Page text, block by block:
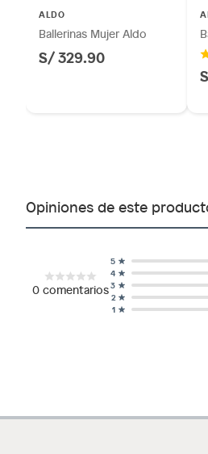
ALDO
Ballerinas Mujer Aldo
S/ 329.90
Opiniones de este
0 comentarios
1
2
3
4
5